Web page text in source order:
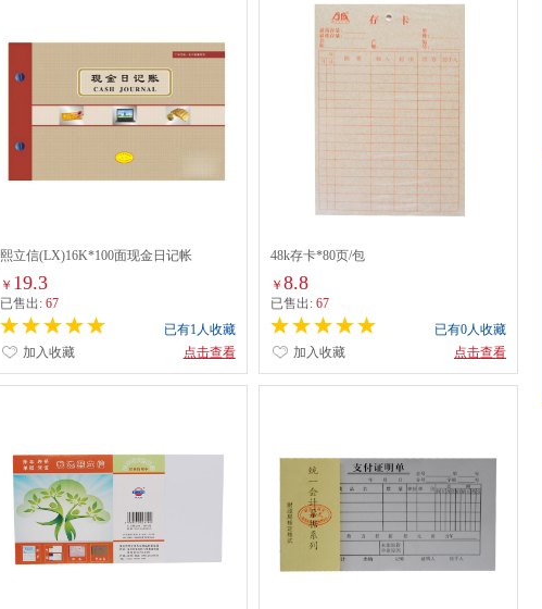
熙立信(LX)16K*100面现金日记帐
￥ 19.3
已售出: 67
已有1人收藏
点击查看
加入收藏
48k存卡*80页/包
￥ 8.8
已售出: 67
已有0人收藏
点击查看
加入收藏